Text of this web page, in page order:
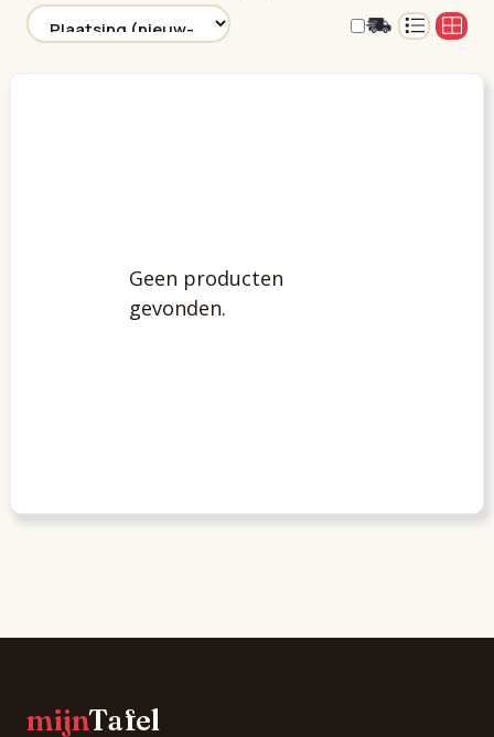
Geen producten
gevonden.
mijnTafel